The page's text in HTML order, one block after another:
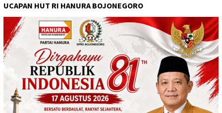
UCAPAN HUT RI HANURA BOJONEGORO